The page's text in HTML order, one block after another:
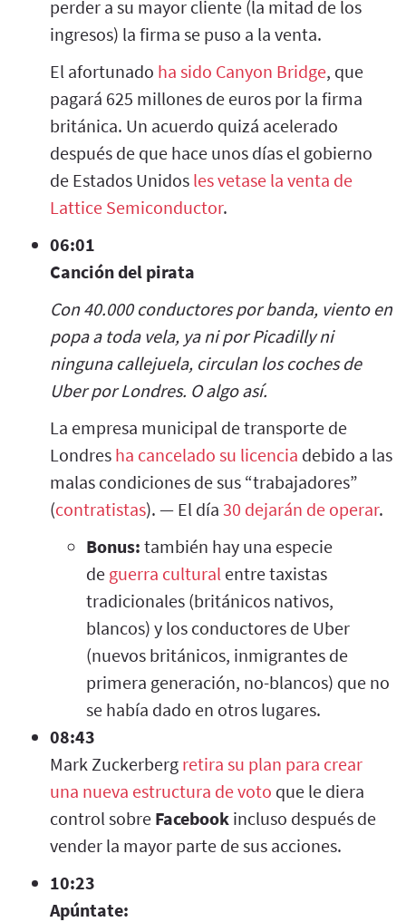
perder a su mayor cliente (la mitad de los
ingresos) la firma se puso a la venta.
El afortunado ha sido Canyon Bridge, que
pagará 625 millones de euros por la firma
británica. Un acuerdo quizá acelerado
después de que hace unos días el gobierno
de Estados Unidos les vetase la venta de
Lattice Semiconductor.
06:01
Canción del pirata
Con 40.000 conductores por banda, viento en
popa a toda vela, ya ni por Picadilly ni
ninguna callejuela, circulan los coches de
Uber por Londres. O algo así.
La empresa municipal de transporte de
Londres ha cancelado su licencia debido a las
malas condiciones de sus “trabajadores”
(contratistas). — El día 30 dejarán de operar.
Bonus: también hay una especie
de guerra cultural entre taxistas
tradicionales (británicos nativos,
blancos) y los conductores de Uber
(nuevos británicos, inmigrantes de
primera generación, no-blancos) que no
se había dado en otros lugares.
08:43
Mark Zuckerberg retira su plan para crear
una nueva estructura de voto que le diera
control sobre Facebook incluso después de
vender la mayor parte de sus acciones.
10:23
Apúntate: